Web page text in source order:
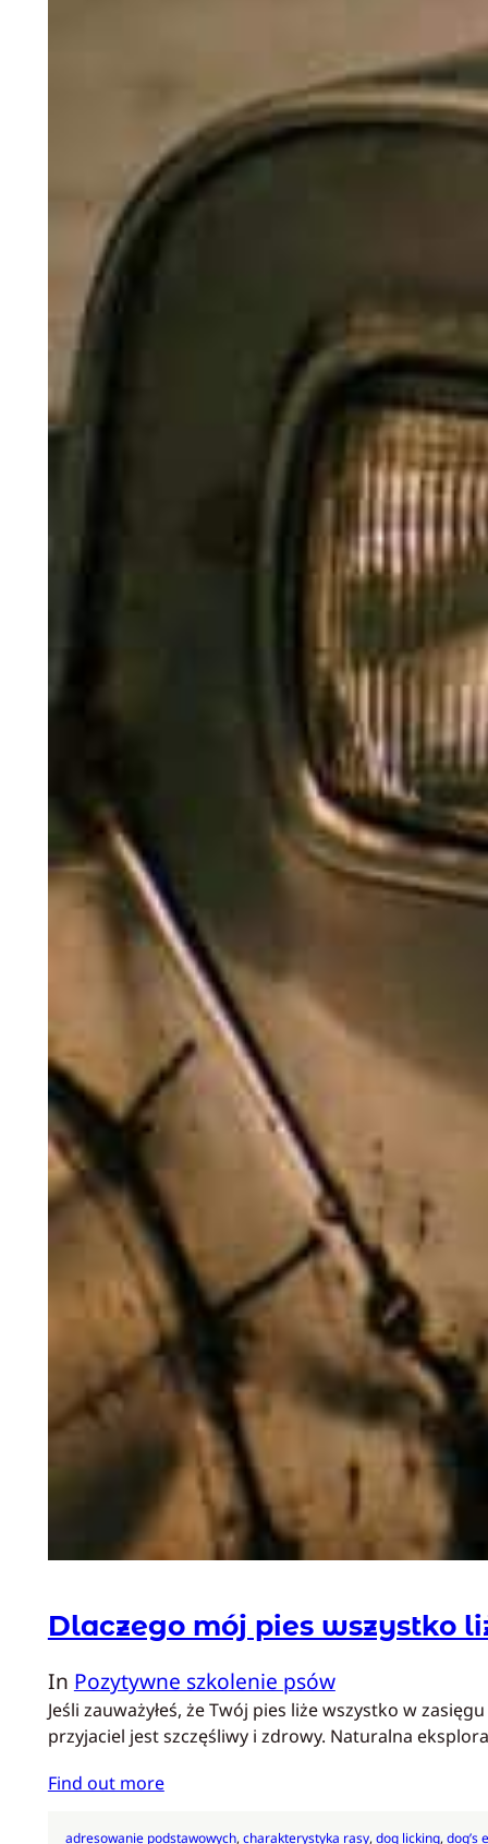
Dlaczego mój pies wszystko
In Pozytywne szkolenie psów
Jeśli zauważyłeś, że Twój pies liże wszystko w
przyjaciel jest szczęśliwy i zdrowy. Naturalna
Find out more
adresowanie podstawowych, charakterystyka rasy, dog licking, dog’s